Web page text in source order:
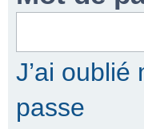
J’ai oublié
passe